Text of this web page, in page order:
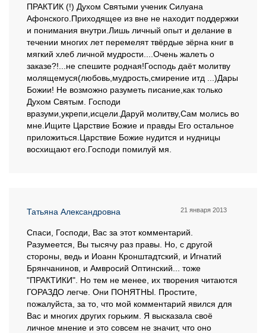
ПРАКТИК (!) Духом Святыми ученик Силуана
Афонского.Приходящее из вне не находит поддержки
и понимания внутри.Лишь личный опыт и делание в
течении многих лет перемелят твёрдые зёрна книг в
мягкий хлеб личной мудрости....Очень жалеть о
заказе?!...не спешите родная!Господь даёт молитву
молящемуся(любовь,мудрость,смирение итд ...)Дары
Божии! Не возможно разуметь писание,как только
Духом Святым. Господи
вразуми,укрепи,исцели.Даруй молитву,Сам молись во
мне.Ищите Царствие Божие и правды Его остальное
приложиться.Царствие Божие нудится и нудницы
восхищают его.Господи помилуй мя.
Татьяна Александровна 21 января 2013
Спаси, Господи, Вас за этот комментарий.
Разумеется, Вы тысячу раз правы. Но, с другой
стороны, ведь и Иоанн Кронштадтский, и Игнатий
Брянчанинов, и Амвросий Оптинский... тоже
"ПРАКТИКИ". Но тем не менее, их творения читаются
ГОРАЗДО легче. Они ПОНЯТНЫ. Простите,
пожалуйста, за то, что мой комментарий явился для
Вас и многих других горьким. Я высказала своё
личное мнение и это совсем не значит, что оно